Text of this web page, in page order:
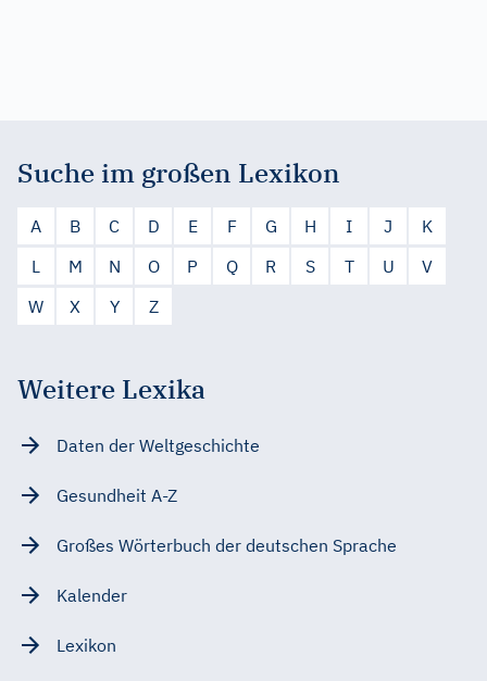
Suche im großen Lexikon
A B C D E F G H I J
K
L
M N O P Q R S T U
V
W
X Y Z
Weitere Lexika
Daten der Weltgeschichte
Gesundheit A-Z
Großes Wörterbuch der deutschen Sprache
Kalender
Lexikon